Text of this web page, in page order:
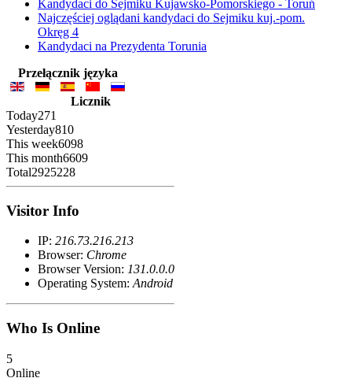
Kandydaci do Sejmiku Kujawsko-Pomorskiego - Toruń
Najczęściej oglądani kandydaci do Sejmiku kuj.-pom.
Okręg 4
Kandydaci na Prezydenta Torunia
Przełącznik języka
Licznik
Today271
Yesterday810
This week6098
This month6609
Total2925228
Visitor Info
IP: 216.73.216.213
Browser: Chrome
Browser Version: 131.0.0.0
Operating System:Android
Who Is Online
5
Online